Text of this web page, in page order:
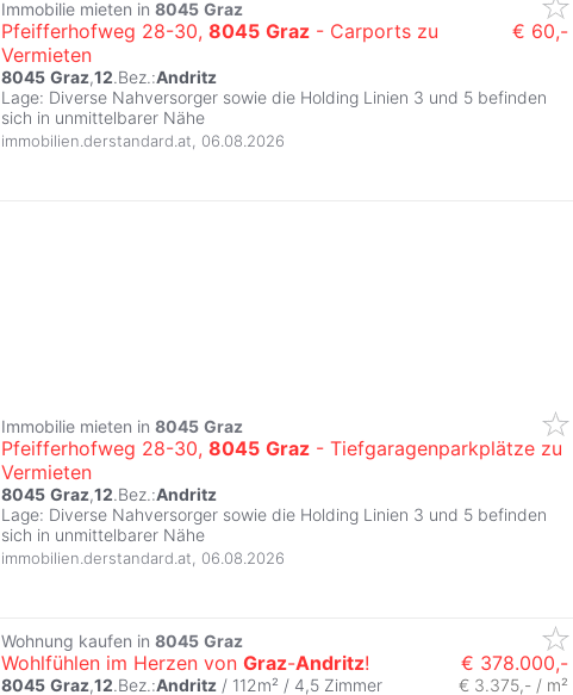
Immobilie mieten in 8045 Graz
Pfeifferhofweg 28-30, 8045 Graz - Carports zu
Vermieten
€ 60,-
8045 Graz,12.Bez.:Andritz
Lage: Diverse Nahversorger sowie die Holding Linien 3 und 5 befinden
sich in unmittelbarer Nähe
immobilien.derstandard.at 06.08.2026
Immobilie mieten in 8045 Graz
Pfeifferhofweg 28-30, 8045 Graz - Tiefgaragenparkplätze zu
Vermieten
8045 Graz,12.Bez.:Andritz
Lage: Diverse Nahversorger sowie die Holding Linien 3 und 5 befinden
sich in unmittelbarer Nähe
immobilien.derstandard.at 06.08.2026
Wohnung kaufen in 8045 Graz
Wohlfühlen im Herzen von Graz-Andritz! € 378.000,-
8045 Graz,12.Bez.:Andritz / 112m² / 4,5 Zimmer
€ 3.375,- / m²